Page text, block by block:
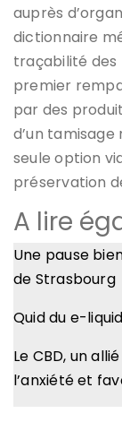
auprès
dictionnaire
traçabilité des
premier
par des
d’un
seule option
préservation
A lire
Une pause
de Strasbourg
Quid du e-
Le CBD, un
l’anxiété et